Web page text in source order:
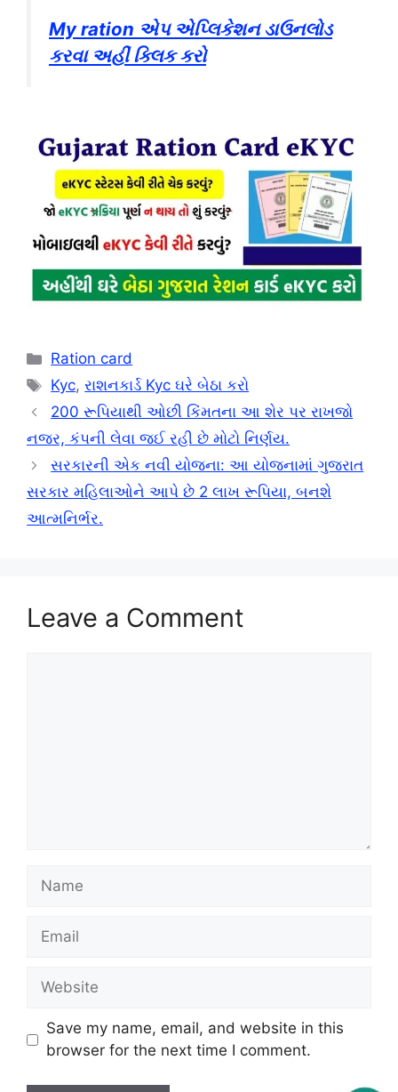
My ration એપ એપ્લિકેશન ડાઉનલોડ
કરવા અહીં ક્લિક કરો
Categories
Ration card
Tags
Kyc,રાશનકાર્ડ Kyc ઘરે બેઠા કરો
200 રૂપિયાથી ઓછી કિંમતના આ શેર પર રાખજો
નજર, કંપની લેવા જઈ રહી છે મોટો નિર્ણય.
સરકારની એક નવી યોજના: આ યોજનામાં ગુજરાત
સરકાર મહિલાઓને આપે છે 2 લાખ રૂપિયા, બનશે
આત્મનિર્ભર.
Leave a Comment
Name
Email
Website
Save my name, email, and website in this
browser for the next time I comment.